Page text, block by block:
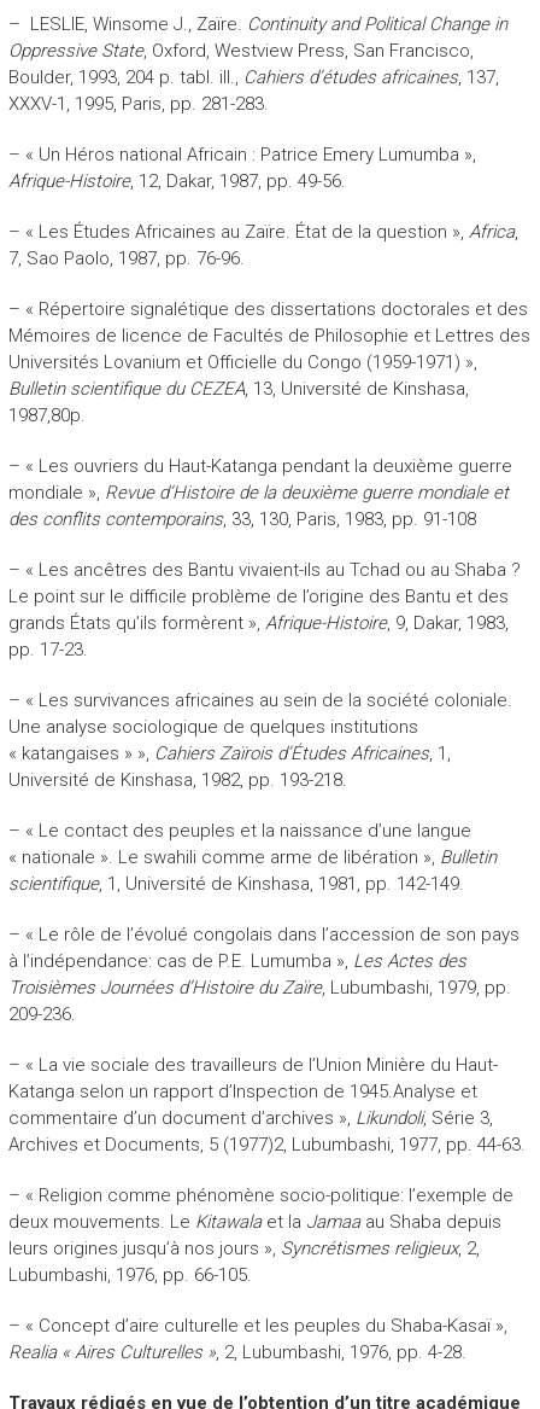
– LESLIE, Winsome J., Zaïre. Continuity and Political Change in
Oppressive State, Oxford, Westview Press, San Francisco,
Boulder, 1993, 204 p. tabl. ill., Cahiers d’études africaines, 137,
XXXV-1, 1995, Paris, pp. 281-283.
– « Un Héros national Africain : Patrice Emery Lumumba »,
Afrique-Histoire, 12, Dakar, 1987, pp. 49-56.
– « Les Études Africaines au Zaïre. État de la question », Africa,
7, Sao Paolo, 1987, pp. 76-96.
– « Répertoire signalétique des dissertations doctorales et des
Mémoires de licence de Facultés de Philosophie et Lettres des
Universités Lovanium et Officielle du Congo (1959-1971) »,
Bulletin scientifique du CEZEA, 13, Université de Kinshasa,
1987,80p.
– « Les ouvriers du Haut-Katanga pendant la deuxième guerre
mondiale », Revue d’Histoire de la deuxième guerre mondiale et
des conflits contemporains, 33, 130, Paris, 1983, pp. 91-108
– « Les ancêtres des Bantu vivaient-ils au Tchad ou au Shaba ?
Le point sur le difficile problème de l’origine des Bantu et des
grands États qu’ils formèrent », Afrique-Histoire, 9, Dakar, 1983,
pp. 17-23.
– « Les survivances africaines au sein de la société coloniale.
Une analyse sociologique de quelques institutions
« katangaises » », Cahiers Zaïrois d’Études Africaines, 1,
Université de Kinshasa, 1982, pp. 193-218.
– « Le contact des peuples et la naissance d’une langue
« nationale ». Le swahili comme arme de libération », Bulletin
scientifique, 1, Université de Kinshasa, 1981, pp. 142-149.
– « Le rôle de l’évolué congolais dans l’accession de son pays
à l’indépendance: cas de P.E. Lumumba », Les Actes des
Troisièmes Journées d’Histoire du Zaïre, Lubumbashi, 1979, pp.
209-236.
– « La vie sociale des travailleurs de l’Union Minière du Haut-
Katanga selon un rapport d’Inspection de 1945.Analyse et
commentaire d’un document d’archives », Likundoli, Série 3,
Archives et Documents, 5 (1977)2, Lubumbashi, 1977, pp. 44-63.
– « Religion comme phénomène socio-politique: l’exemple de
deux mouvements. Le Kitawalaet la Jamaaau Shaba depuis
leurs origines jusqu’à nos jours », Syncrétismes religieux, 2,
Lubumbashi, 1976, pp. 66-105.
– « Concept d’aire culturelle et les peuples du Shaba-Kasaï »,
Realia « Aires Culturelles », 2, Lubumbashi, 1976, pp. 4-28.
Travaux rédigés en vue de l’obtention d’un titre académique